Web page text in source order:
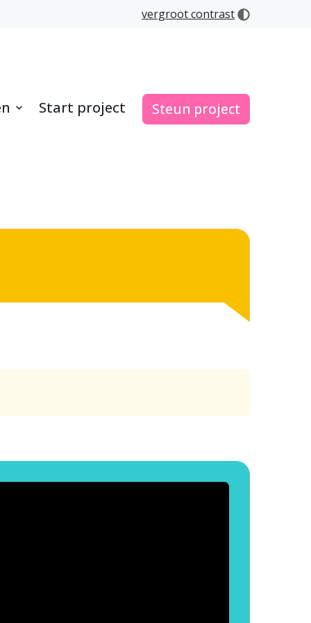
vergroot contrast
Start project Steun project